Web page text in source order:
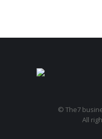
© The7
All